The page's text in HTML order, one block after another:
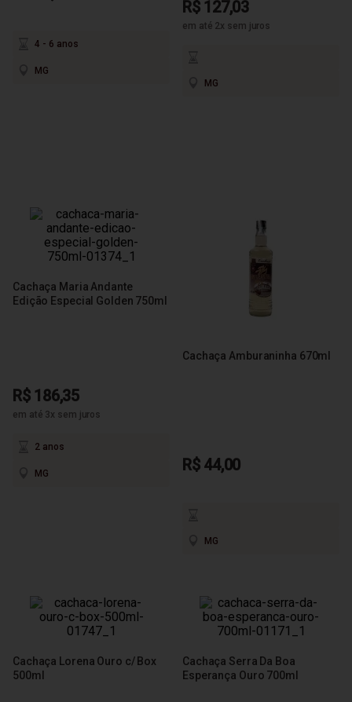
4 - 6 anos
MG
R$ 127,03
em até 2x sem juros
MG
Cachaça Maria Andante
Edição Especial Golden 750ml
R$ 186,35
em até 3x sem juros
2 anos
MG
Cachaça Amburaninha 670ml
R$ 44,00
MG
Cachaça Lorena Ouro c/ Box
500ml
Cachaça Serra Da Boa
Esperança Ouro 700ml